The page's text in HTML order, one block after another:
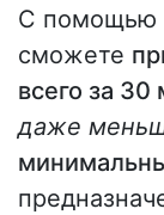
С помощью
сможете
всего за 30
даже